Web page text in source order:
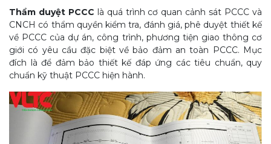
Thẩm duyệt PCCC là quá trình cơ quan cảnh sát PCCC và
CNCH có thẩm quyền kiểm tra, đánh giá, phê duyệt thiết kế
về PCCC của dự án, công trình, phương tiện giao thông cơ
giới có yêu cầu đặc biệt về bảo đảm an toàn PCCC. Mục
đích là để đảm bảo thiết kế đáp ứng các tiêu chuẩn, quy
chuẩn kỹ thuật PCCC hiện hành.